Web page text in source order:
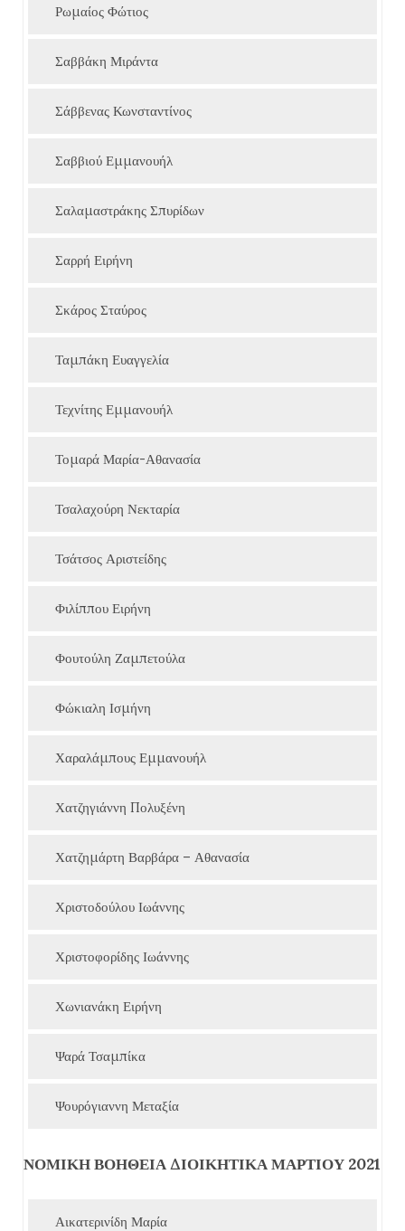
Ρωμαίος Φώτιος
Σαββάκη Μιράντα
Σάββενας Κωνσταντίνος
Σαββιού Εμμανουήλ
Σαλαμαστράκης Σπυρίδων
Σαρρή Ειρήνη
Σκάρος Σταύρος
Ταμπάκη Ευαγγελία
Τεχνίτης Εμμανουήλ
Τομαρά Μαρία-Αθανασία
Τσαλαχούρη Νεκταρία
Τσάτσος Αριστείδης
Φιλίππου Ειρήνη
Φουτούλη Ζαμπετούλα
Φώκιαλη Ισμήνη
Χαραλάμπους Εμμανουήλ
Χατζηγιάννη Πολυξένη
Χατζημάρτη Βαρβάρα – Αθανασία
Χριστοδούλου Ιωάννης
Χριστοφορίδης Ιωάννης
Χωνιανάκη Ειρήνη
Ψαρά Τσαμπίκα
Ψουρόγιαννη Μεταξία
ΝΟΜΙΚΗ ΒΟΗΘΕΙΑ ΔΙΟΙΚΗΤΙΚΑ ΜΑΡΤΙΟΥ 2021
Αικατερινίδη Μαρία